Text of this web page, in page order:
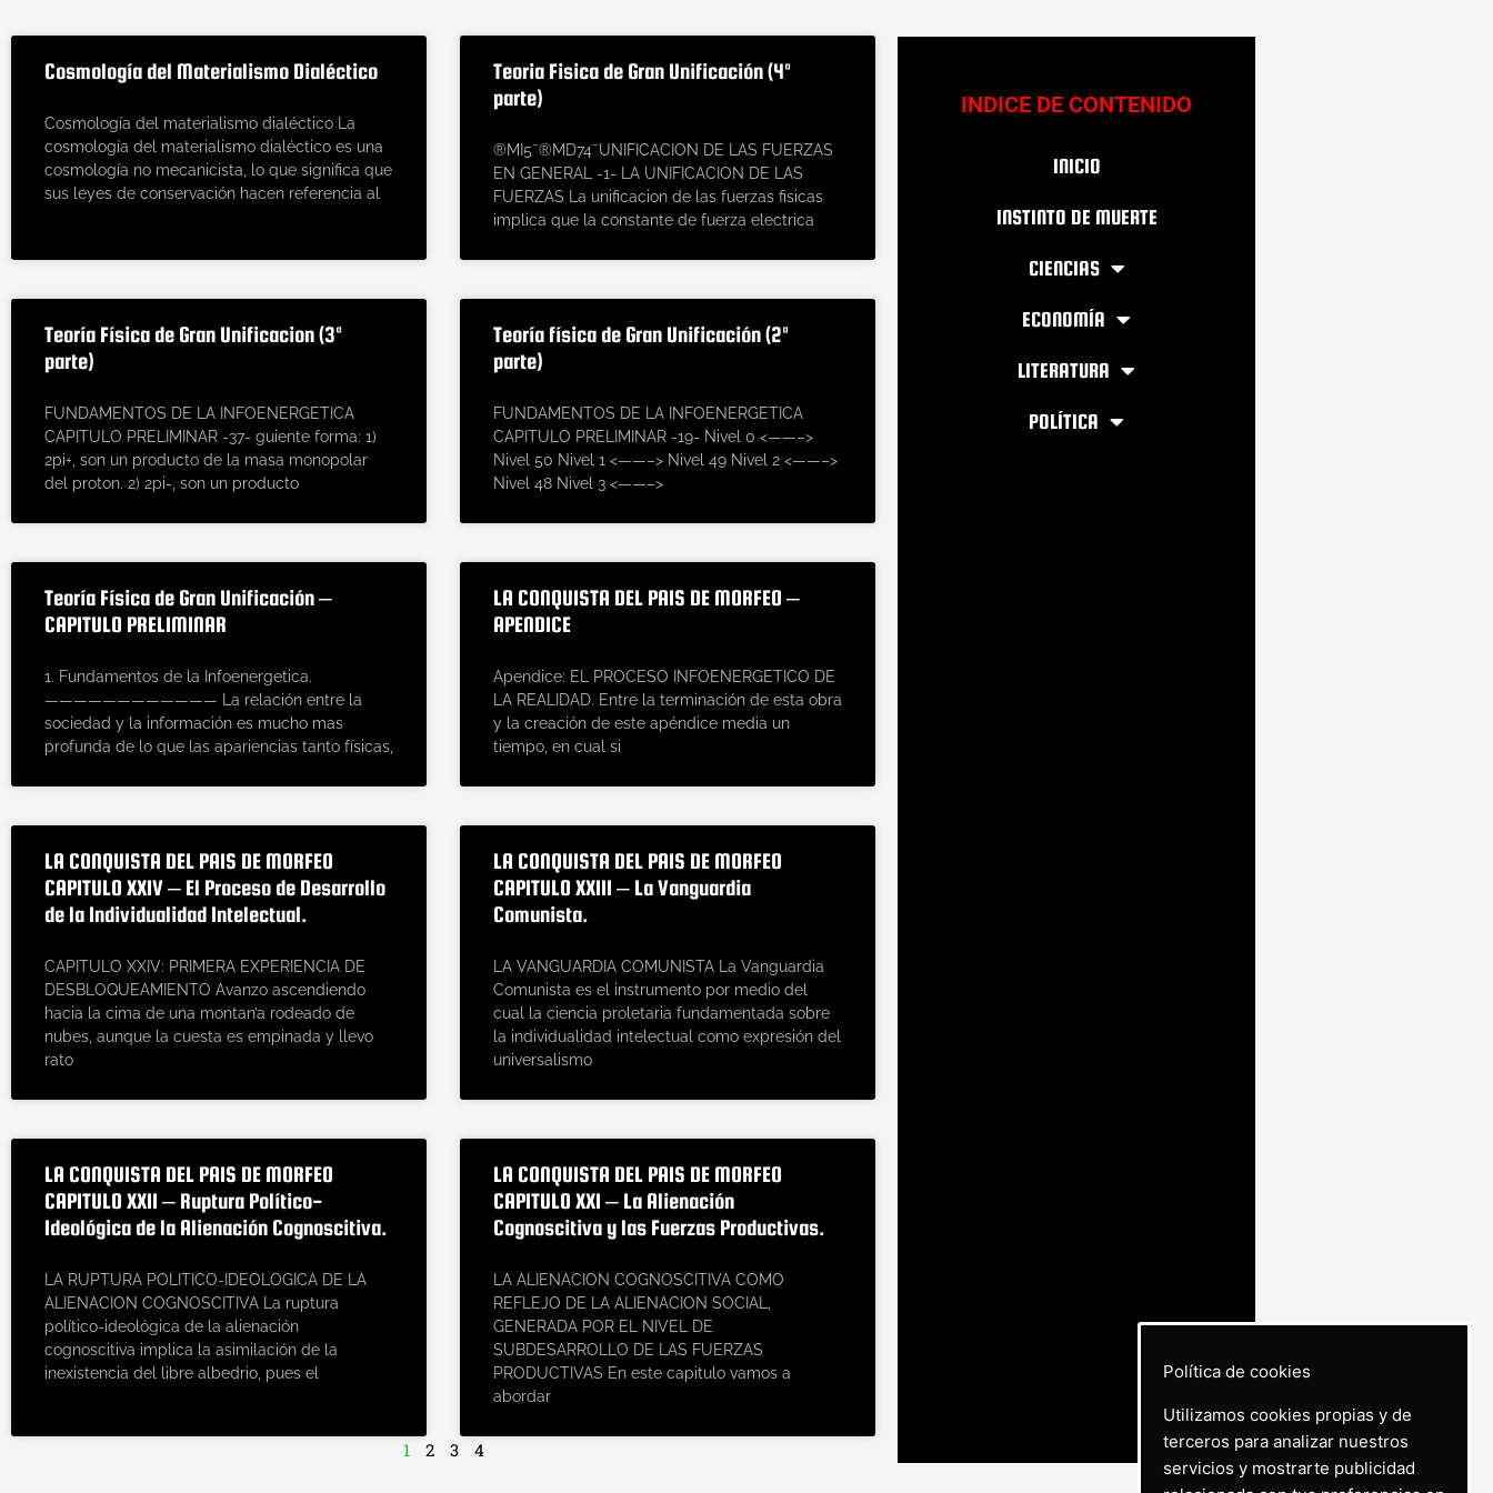
Cosmología del Materialismo Dialéctico
Cosmología del materialismo dialéctico La
cosmología del materialismo dialéctico es una
cosmología no mecanicista, lo que significa que
sus leyes de conservación hacen referencia al
Teoria Fisica de Gran Unificación (4ª
parte)
®MI5¯®MD74¯UNIFICACION DE LAS FUERZAS
EN GENERAL -1- LA UNIFICACION DE LAS
FUERZAS La unificacion de las fuerzas fisicas
implica que la constante de fuerza electrica
Teoría Física de Gran Unificacion (3ª
parte)
FUNDAMENTOS DE LA INFOENERGETICA
CAPITULO PRELIMINAR -37- guiente forma: 1)
2pi+, son un producto de la masa monopolar
del proton. 2) 2pi-, son un producto
Teoría física de Gran Unificación (2ª
parte)
FUNDAMENTOS DE LA INFOENERGETICA
CAPITULO PRELIMINAR -19- Nivel 0 <——–>
Nivel 50 Nivel 1 <——–> Nivel 49 Nivel 2 <——–>
Nivel 48 Nivel 3 <——–>
Teoría Física de Gran Unificación –
CAPITULO PRELIMINAR
1. Fundamentos de la Infoenergetica.
———————————— La relación entre la
sociedad y la información es mucho mas
profunda de lo que las apariencias tanto físicas,
LA CONQUISTA DEL PAIS DE MORFEO –
APENDICE
Apendice: EL PROCESO INFOENERGETICO DE
LA REALIDAD. Entre la terminación de esta obra
y la creación de este apéndice media un
tiempo, en cual si
LA CONQUISTA DEL PAIS DE MORFEO
CAPITULO XXIV – El Proceso de Desarrollo
de la Individualidad Intelectual.
CAPITULO XXIV: PRIMERA EXPERIENCIA DE
DESBLOQUEAMIENTO Avanzo ascendiendo
hacia la cima de una montan’a rodeado de
nubes, aunque la cuesta es empinada y llevo
rato
LA CONQUISTA DEL PAIS DE MORFEO
CAPITULO XXIII – La Vanguardia
Comunista.
LA VANGUARDIA COMUNISTA La Vanguardia
Comunista es el instrumento por medio del
cual la ciencia proletaria fundamentada sobre
la individualidad intelectual como expresión del
universalismo
LA CONQUISTA DEL PAIS DE MORFEO
CAPITULO XXII – Ruptura Político-
Ideológica de la Alienación Cognoscitiva.
LA RUPTURA POLITICO-IDEOLOGICA DE LA
ALIENACION COGNOSCITIVA La ruptura
político-ideológica de la alienación
cognoscitiva implica la asimilación de la
inexistencia del libre albedrio, pues el
LA CONQUISTA DEL PAIS DE MORFEO
CAPITULO XXI – La Alienación
Cognoscitiva y las Fuerzas Productivas.
LA ALIENACION COGNOSCITIVA COMO
REFLEJO DE LA ALIENACION SOCIAL,
GENERADA POR EL NIVEL DE
SUBDESARROLLO DE LAS FUERZAS
PRODUCTIVAS En este capitulo vamos a
abordar
1 2 3 4
INDICE DE CONTENIDO
INICIO
INSTINTO DE MUERTE
CIENCIAS
ECONOMÍA
LITERATURA
POLÍTICA
Política de cookies
Utilizamos cookies propias y de
terceros para analizar nuestros
servicios y mostrarte publicidad